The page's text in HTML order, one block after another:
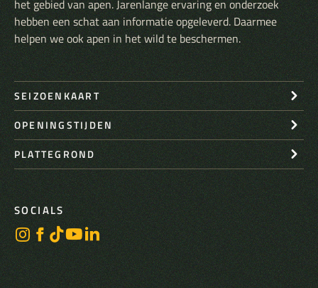
het gebied van apen. Jarenlange ervaring en onderzoek
hebben een schat aan informatie opgeleverd. Daarmee
helpen we ook apen in het wild te beschermen.
SEIZOENKAART
OPENINGSTIJDEN
PLATTEGROND
SOCIALS